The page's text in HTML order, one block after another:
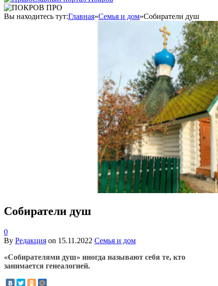
Вы находитесь тут:Главная»Семья и дом»Собиратели душ
Собиратели душ
0
By Редакция on 15.11.2022 Семья и дом
«Собирателями душ» иногда называют себя те, кто
занимается генеалогией.